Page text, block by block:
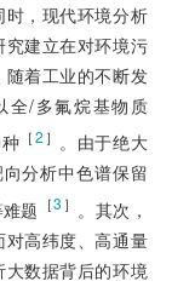
，现代环境分析
建立在对环境污
着工业的不断发
全/多氟烷基物质
［2 ］ 。由于绝大
分析中色谱保留
题 ［3 ］ 。其次，
高纬度、高通量
数据背后的环境